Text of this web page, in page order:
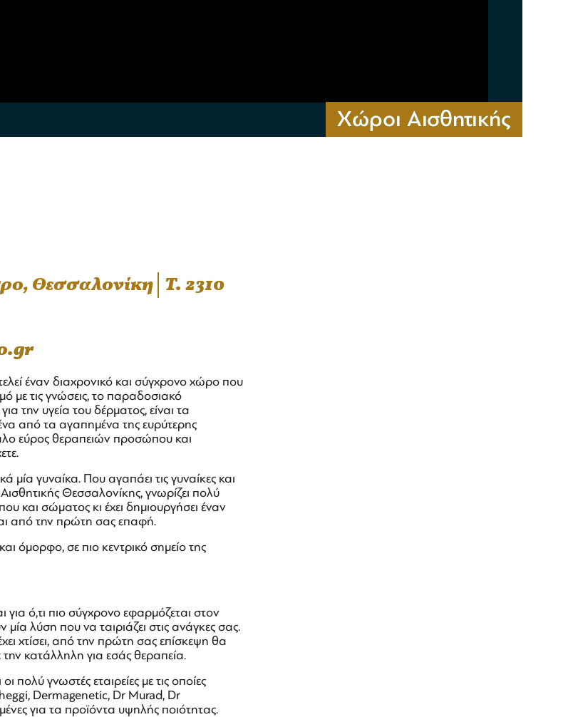
Χώροι Αισθητικής
Θεσσαλονίκη T. 2310
έναν διαχρονικό και σύγχρονο χώρο που
με τις γνώσεις, το παραδοσιακό
την υγεία του δέρματος, είναι τα
από τα αγαπημένα της ευρύτερης
εύρος θεραπειών προσώπου και
μία γυναίκα. Που αγαπάει τις γυναίκες και
Θεσσαλονίκης, γνωρίζει πολύ
και σώματος κι έχει δημιουργήσει έναν
από την πρώτη σας επαφή.
όμορφο, σε πιο κεντρικό σημείο της
ό,τι πιο σύγχρονο εφαρμόζεται στον
λύση που να ταιριάζει στις ανάγκες σας.
χτίσει, από την πρώτη σας επίσκεψη θα
κατάλληλη για εσάς θεραπεία.
γνωστές εταιρείες με τις οποίες
Dermagenetic, Dr Murad, Dr
για τα προϊόντα υψηλής ποιότητας.